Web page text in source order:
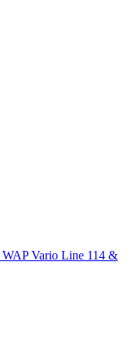
WAP Vario Line 114 &